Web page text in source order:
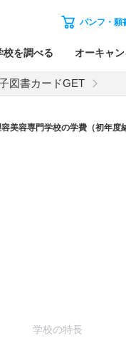
パンフ・願
校を調べる オーキャ
図書カードGET
美容専門学校の学費（初年度
学校の特長